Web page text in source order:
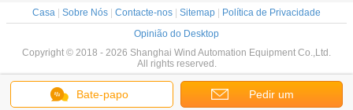
Bate-papo Pedir um
Casa Sobre Nós Contacte-nos Sitemap
Política de Privacidade
Opinião do Desktop
Copyright © 2018 - 2026 Shanghai Wind Automation Equipment Co.,Ltd.
All rights reserved.